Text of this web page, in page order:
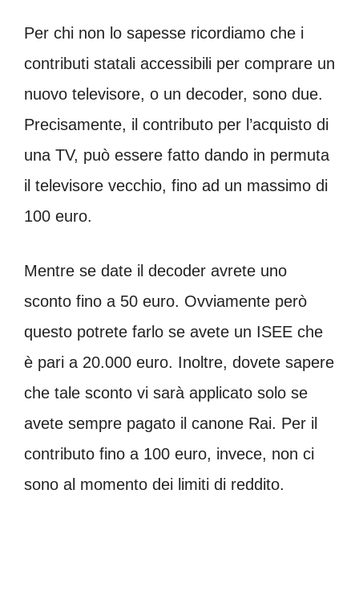
Per chi non lo sapesse ricordiamo che i
contributi statali accessibili per comprare un
nuovo televisore, o un decoder, sono due.
Precisamente, il contributo per l’acquisto di
una TV, può essere fatto dando in permuta
il televisore vecchio, fino ad un massimo di
100 euro.
Mentre se date il decoder avrete uno
sconto fino a 50 euro. Ovviamente però
questo potrete farlo se avete un ISEE che
è pari a 20.000 euro. Inoltre, dovete sapere
che tale sconto vi sarà applicato solo se
avete sempre pagato il canone Rai. Per il
contributo fino a 100 euro, invece, non ci
sono al momento dei limiti di reddito.